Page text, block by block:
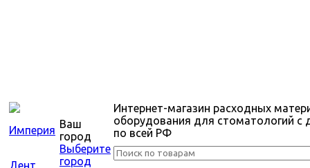
Ваш
город
Выберите
город
Интернет-магазин расходных
оборудования для стоматологий с
по всей РФ